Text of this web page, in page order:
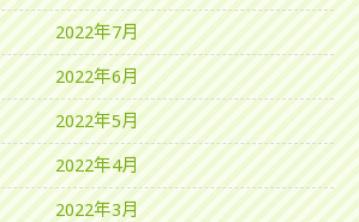
2022年7月
2022年6月
2022年5月
2022年4月
2022年3月